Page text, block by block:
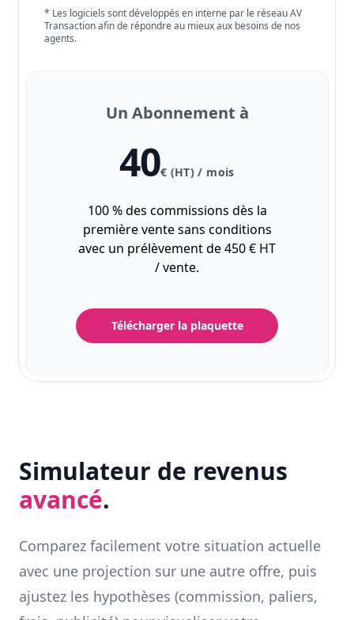
* Les logiciels sont développés en interne par le réseau AV
Transaction afin de répondre au mieux aux besoins de nos
agents.
Un Abonnement à
40€ (HT) / mois
100 % des commissions dès la
première vente sans conditions
avec un prélèvement de 450 € HT
/ vente.
Télécharger la plaquette
Simulateur de revenus
avancé.
Comparez facilement votre situation actuelle
avec une projection sur une autre offre, puis
ajustez les hypothèses (commission, paliers,